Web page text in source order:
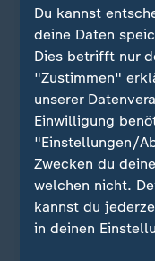
"Unbedenklich
Bildübertragung
ermöglicht, eine
Bildaufnahmen
abbildet, als ein
gewähren würde,
einigen
dauerhafte und
öffentlicher
ausgeschlossen
Du kannst
deine Daten
Dies betrifft nur
"Zustimmen"
unserer
Einwilligung
"Einstellungen/
Zwecken du
welchen nicht.
kannst du
in deinen